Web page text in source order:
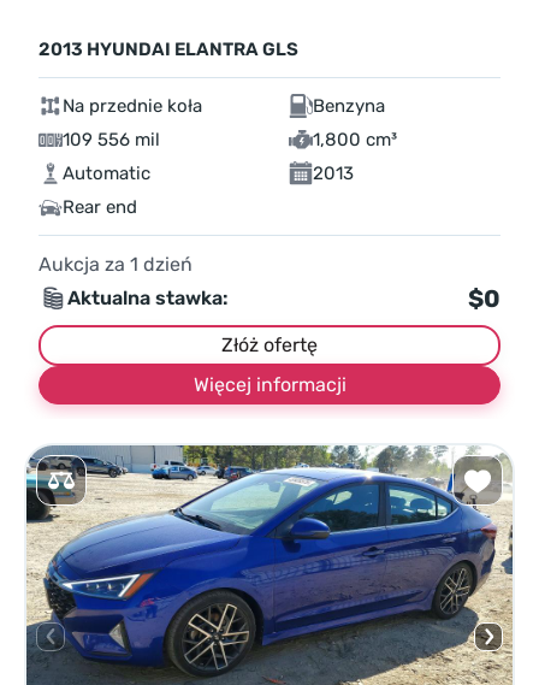
2013 HYUNDAI ELANTRA GLS
Na przednie koła
Benzyna
109 556 mil
1,800 cm³
Automatic
2013
Rear end
Aukcja za 1 dzień
Aktualna stawka:
$0
Złóż ofertę
Więcej informacji